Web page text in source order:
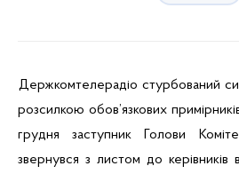
Держкомтелерадіо стурбований
розсилкою обов’язкових
грудня заступник Голови
звернувся з листом до керівників